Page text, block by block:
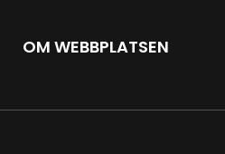
OM WEBBPLATSEN